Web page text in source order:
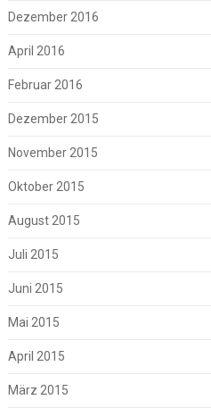
Dezember 2016
April 2016
Februar 2016
Dezember 2015
November 2015
Oktober 2015
August 2015
Juli 2015
Juni 2015
Mai 2015
April 2015
März 2015